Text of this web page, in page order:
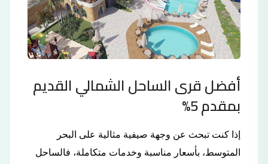
أفضل قرى الساحل الشمالي القديم
بمقدم 5%
إذا كنت تبحث عن وجهة صيفية مثالية على البحر
المتوسط، بأسعار مناسبة وخدمات متكاملة، فالساحل